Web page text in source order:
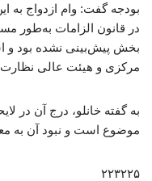
بودجه گفت: وام ازدواج به
در قانون الزامات به‌طور
بخش پیش‌بینی نشده بود و
مرکزی و هیئت عالی نظارت
به گفته خانلو، درج آن در
موضوع است و نبود آن به
۲۲۳۲۲۵